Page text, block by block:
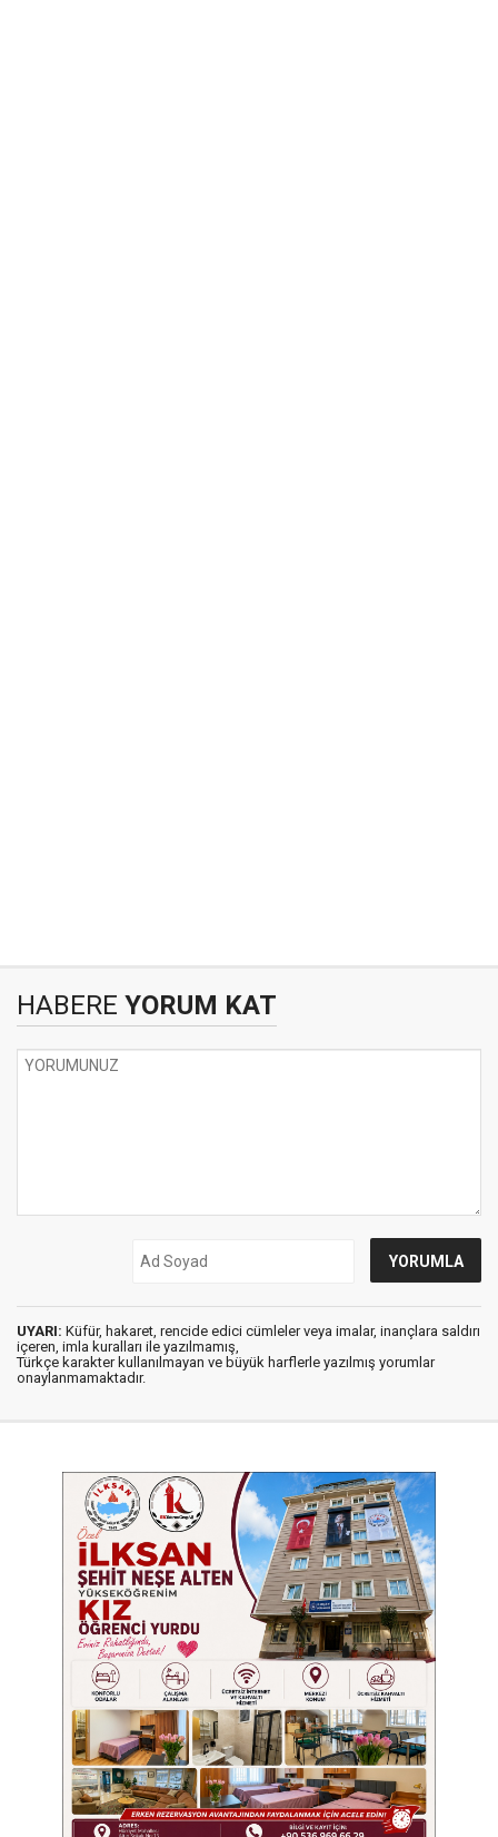
HABERE YORUM KAT
UYARI: Küfür, hakaret, rencide edici cümleler veya imalar, inançlara saldırı
içeren, imla kuralları ile yazılmamış,
Türkçe karakter kullanılmayan ve büyük harflerle yazılmış yorumlar
onaylanmamaktadır.